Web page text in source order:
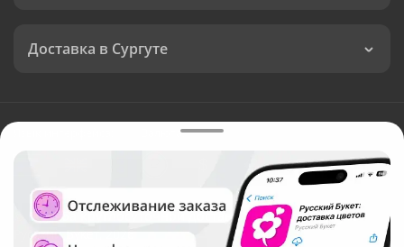
Доставка в Сургуте
Валюта:
Служба круглосуточной доставки цветов в Сургуте
Русский Букет, 2026